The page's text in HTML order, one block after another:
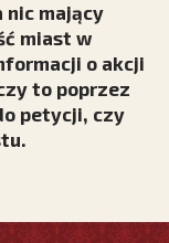
nic mający
miast w
o akcji
to poprzez
petycji, czy